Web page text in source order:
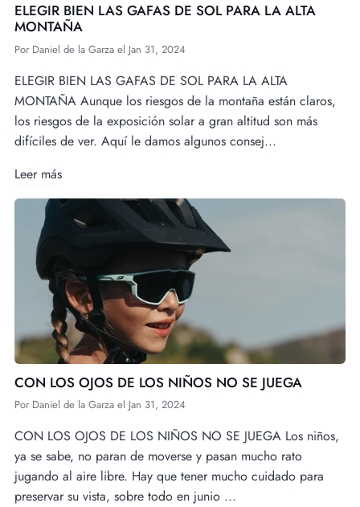
ELEGIR BIEN LAS GAFAS DE SOL PARA LA ALTA
MONTAÑA
Por Daniel de la Garza el Jan 31, 2024
ELEGIR BIEN LAS GAFAS DE SOL PARA LA ALTA
MONTAÑA Aunque los riesgos de la montaña están claros,
los riesgos de la exposición solar a gran altitud son más
difíciles de ver. Aquí le damos algunos consej...
Leer más
CON LOS OJOS DE LOS NIÑOS NO SE JUEGA
Por Daniel de la Garza el Jan 31, 2024
CON LOS OJOS DE LOS NIÑOS NO SE JUEGA Los niños,
ya se sabe, no paran de moverse y pasan mucho rato
jugando al aire libre. Hay que tener mucho cuidado para
preservar su vista, sobre todo en junio ...